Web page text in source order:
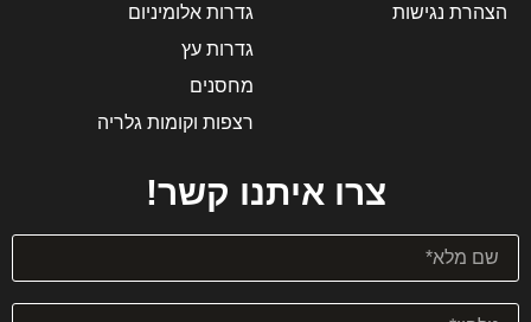
הצהרת נגישות
גדרות אלומיניום
גדרות עץ
מחסנים
רצפות וקומות גלריה
צרו איתנו קשר!